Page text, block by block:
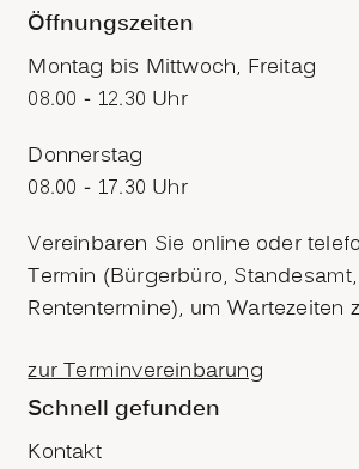
Öffnungszeiten
Montag bis Mittwoch, Freitag
08.00 - 12.30 Uhr
Donnerstag
08.00 - 17.30 Uhr
Vereinbaren Sie online oder
Termin (Bürgerbüro, Standesamt,
Rententermine), um Wartezeiten
zur Terminvereinbarung
Schnell gefunden
Kontakt